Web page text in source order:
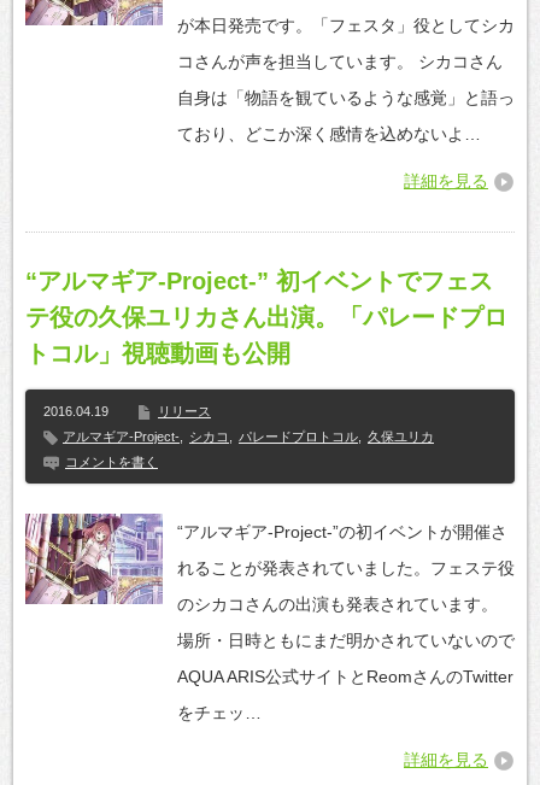
が本日発売です。「フェスタ」役としてシカ
コさんが声を担当しています。 シカコさん
自身は「物語を観ているような感覚」と語っ
ており、どこか深く感情を込めないよ…
詳細を見る
“アルマギア-Project-” 初イベントでフェス
テ役の久保ユリカさん出演。「パレードプロ
トコル」視聴動画も公開
2016.04.19
リリース
アルマギア-Project-
シカコ パレードプロトコル
久保ユリカ
コメントを書く
“アルマギア-Project-”の初イベントが開催さ
れることが発表されていました。フェステ役
のシカコさんの出演も発表されています。
場所・日時ともにまだ明かされていないので
AQUA ARIS公式サイトとReomさんのTwitter
をチェッ…
詳細を見る